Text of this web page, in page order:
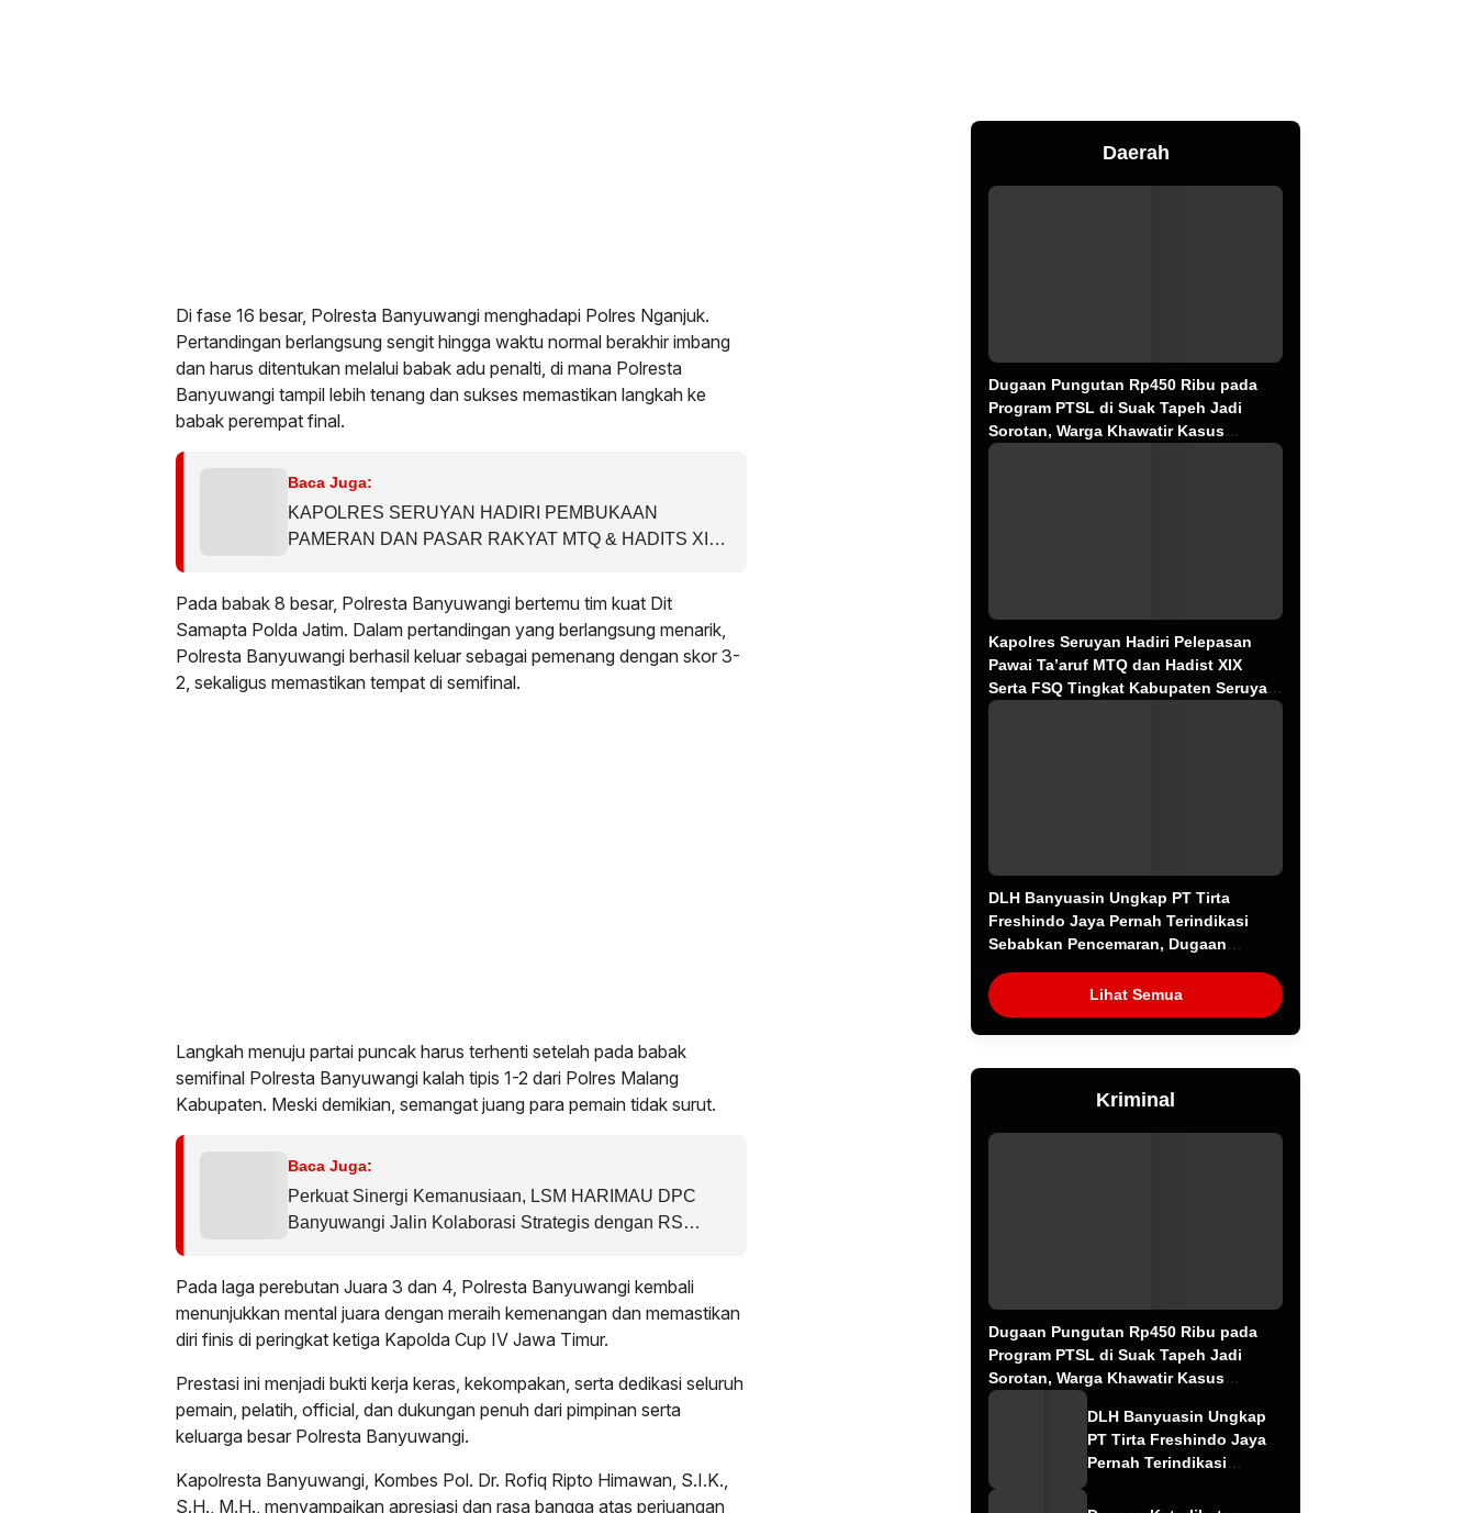
Di fase 16 besar, Polresta Banyuwangi menghadapi Polres Nganjuk.
Pertandingan berlangsung sengit hingga waktu normal berakhir imbang
dan harus ditentukan melalui babak adu penalti, di mana Polresta
Banyuwangi tampil lebih tenang dan sukses memastikan langkah ke
babak perempat final.
Baca Juga:
KAPOLRES SERUYAN HADIRI PEMBUKAAN
PAMERAN DAN PASAR RAKYAT MTQ & HADITS XIX
Pada babak 8 besar, Polresta Banyuwangi bertemu tim kuat Dit
Samapta Polda Jatim. Dalam pertandingan yang berlangsung menarik,
Polresta Banyuwangi berhasil keluar sebagai pemenang dengan skor 3-
2, sekaligus memastikan tempat di semifinal.
Langkah menuju partai puncak harus terhenti setelah pada babak
semifinal Polresta Banyuwangi kalah tipis 1-2 dari Polres Malang
Kabupaten. Meski demikian, semangat juang para pemain tidak surut.
Baca Juga:
Perkuat Sinergi Kemanusiaan, LSM HARIMAU DPC
Banyuwangi Jalin Kolaborasi Strategis dengan RS
Pada laga perebutan Juara 3 dan 4, Polresta Banyuwangi kembali
menunjukkan mental juara dengan meraih kemenangan dan memastikan
diri finis di peringkat ketiga Kapolda Cup IV Jawa Timur.
Prestasi ini menjadi bukti kerja keras, kekompakan, serta dedikasi seluruh
pemain, pelatih, official, dan dukungan penuh dari pimpinan serta
keluarga besar Polresta Banyuwangi.
Kapolresta Banyuwangi, Kombes Pol. Dr. Rofiq Ripto Himawan, S.I.K.,
S.H., M.H., menyampaikan apresiasi dan rasa bangga atas perjuangan
Daerah
Dugaan Pungutan Rp450 Ribu pada
Program PTSL di Suak Tapeh Jadi
Sorotan, Warga Khawatir Kasus
Sembawa Terulang
Kapolres Seruyan Hadiri Pelepasan
Pawai Ta’aruf MTQ dan Hadist XlX
Serta FSQ Tingkat Kabupaten Seruyan
Tahun 2026.
DLH Banyuasin Ungkap PT Tirta
Freshindo Jaya Pernah Terindikasi
Sebabkan Pencemaran, Dugaan
Lihat Semua
Kriminal
Dugaan Pungutan Rp450 Ribu pada
Program PTSL di Suak Tapeh Jadi
Sorotan, Warga Khawatir Kasus
Sembawa Terulang
DLH Banyuasin Ungkap
PT Tirta Freshindo Jaya
Pernah Terindikasi
Dugaan Limbah Kembali